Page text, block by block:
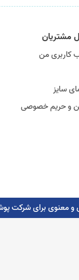
مشتریان
کاربری من
سایز
و حریم خصوصی